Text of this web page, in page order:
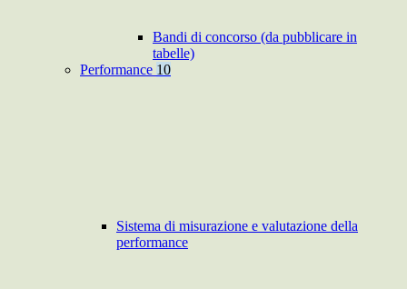
Bandi di concorso (da pubblicare in
tabelle)
Performance 10
Sistema di misurazione e valutazione della
performance